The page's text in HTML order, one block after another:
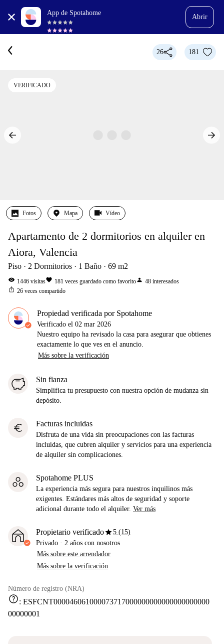
App de Spotahome
Abrir
26 181
VERIFICADO
Fotos Mapa Vídeo
Apartamento de 2 dormitorios en alquiler en
Aiora, Valencia
Piso 2 Dormitorios 1 Baño 69 m2
visibility 1446 visitasfavorite 181 veces guardado como favoritoperson 48 interesados
ios_share 26 veces compartido
Propiedad verificada por Spotahome
Verificado el 02 mar 2026
Nuestro equipo ha revisado la casa para asegurar que obtienes
exactamente lo que ves en el anuncio.
Más sobre la verificación
Sin fianza
Simplifica tu presupuesto con nuestra opción de mudanza sin
depósito.
euro Facturas incluidas
Disfruta de una vida sin preocupaciones con las facturas
incluidas, que cubren alquiler y servicios para una experiencia
de alquiler sin complicaciones.
Spotahome PLUS
La experiencia más segura para nuestros inquilinos más
exigentes. Estándares más altos de seguridad y soporte
adicional durante todo el alquiler. Ver más
Propietario verificadostar5 (15)
Privado · 2 años con nosotros
Más sobre este arrendador
Más sobre la verificación
Número de registro (NRA)
help: ESFCNT000046061000073717000000000000000000000
00000001